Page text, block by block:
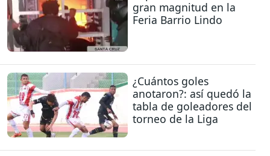
gran magnitud en la
Feria Barrio Lindo
¿Cuántos goles
anotaron?: así quedó la
tabla de goleadores del
torneo de la Liga